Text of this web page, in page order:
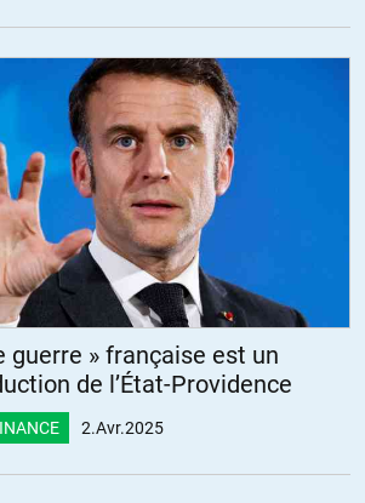
guerre » française est un
de l’État-Providence
2.Avr.2025